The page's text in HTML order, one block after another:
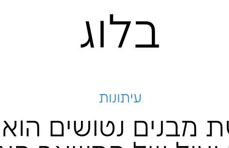
עיתונות